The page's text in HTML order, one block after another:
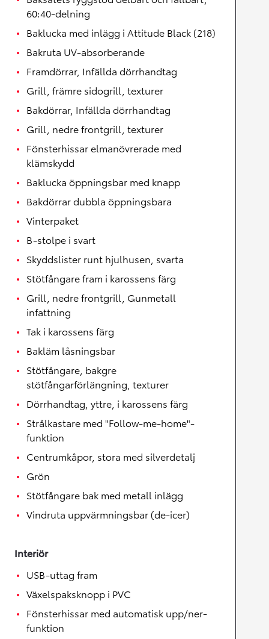
60:40-delning
Baklucka med inlägg i Attitude Black (218)
Bakruta UV-absorberande
Framdörrar, Infällda dörrhandtag
Grill, främre sidogrill, texturer
Bakdörrar, Infällda dörrhandtag
Grill, nedre frontgrill, texturer
Fönsterhissar elmanövrerade med
klämskydd
Baklucka öppningsbar med knapp
Bakdörrar dubbla öppningsbara
Vinterpaket
B-stolpe i svart
Skyddslister runt hjulhusen, svarta
Stötfångare fram i karossens färg
Grill, nedre frontgrill, Gunmetall
infattning
Tak i karossens färg
Bakläm låsningsbar
Stötfångare, bakgre
stötfångarförlängning, texturer
Dörrhandtag, yttre, i karossens färg
Strålkastare med "Follow-me-home"-
funktion
Centrumkåpor, stora med silverdetalj
Grön
Stötfångare bak med metall inlägg
Vindruta uppvärmningsbar (de-icer)
Interiör
USB-uttag fram
Växelspaksknopp i PVC
Fönsterhissar med automatisk upp/ner-
funktion